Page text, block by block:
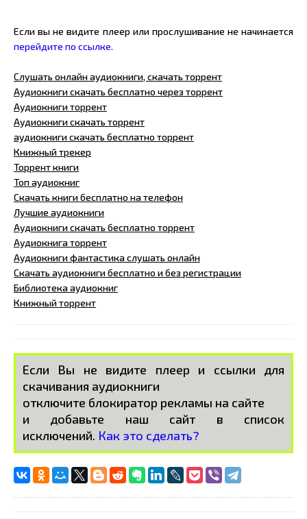
Если вы не видите плеер или прослушивание не начинается
перейдите по ссылке.
Слушать онлайн аудиокниги, скачать торрент
Аудиокниги скачать бесплатно через торрент
Аудиокниги торрент
Аудиокниги скачать торрент
аудиокниги скачать бесплатно торрент
Книжный трекер
Торрент книги
Топ аудиокниг
Скачать книги бесплатно на телефон
Лучшие аудиокниги
Аудиокниги скачать бесплатно торрент
Аудиокнига торрент
Аудиокниги фантастика слушать онлайн
Скачать аудиокниги бесплатно и без регистрации
Библиотека аудиокниг
Книжный торрент
Если Вы не видите плеер и ссылки для
скачивания аудиокниги
отключите блокиратор рекламы на сайте
и добавьте наш сайт в список
исключений. Как это сделать?